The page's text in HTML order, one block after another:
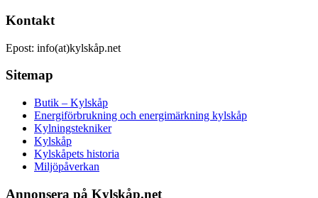
Kontakt
Epost: info(at)kylskåp.net
Sitemap
Butik – Kylskåp
Energiförbrukning och energimärkning kylskåp
Kylningstekniker
Kylskåp
Kylskåpets historia
Miljöpåverkan
Annonsera på Kylskåp.net